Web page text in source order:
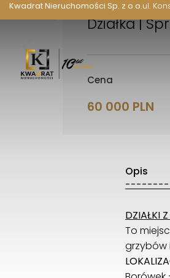
Kwadrat Nieruchomości Sp. z o.o.ul.
Działka |
Cena
60 000 PLN
Opis
DZIAŁKI
To
grzybów